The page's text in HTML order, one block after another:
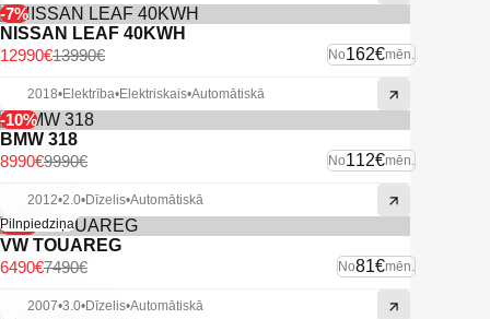
-7%
NISSAN LEAF 40KWH
No162€mēn.
13990€
12990€
2018•Elektrība•Elektriskais•Automātiskā
-10%
BMW 318
No112€mēn.
9990€
8990€
2012•2.0•Dīzelis•Automātiskā
-13%
Pilnpiedziņa
VW TOUAREG
No81€mēn.
7490€
6490€
2007•3.0•Dīzelis•Automātiskā